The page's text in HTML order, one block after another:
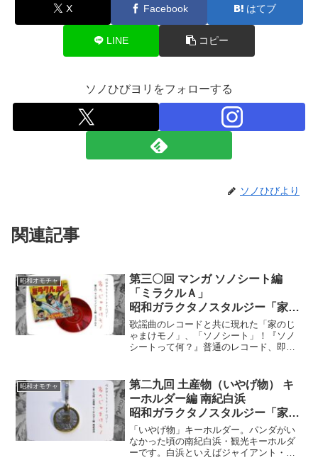
X Facebook はてブ
LINE コピー
ソノひびヨリをフォローする
ソノひびより
関連記事
昭和オモチャ
第三〇回 マンガ ソノシート編
「ミラクルＡ」
昭和ガラクタノスタルジー「家の
じゃまけモノ」
歌謡曲のレコードと共に現れた「家のじ
ゃまけモノ」、「ソノシート」！『ソノ
シートって何？』普通のレコード、即ち
す。テレビで放映されていない週刊誌の
マンガを収録。「ミラクルＡ」など。
昭和オモチャ
第二九回 土産物（いやげ物） キ
ーホルダー編 南紀白浜
昭和ガラクタノスタルジー「家の
じゃまけモノ」
「いやげ物」キーホルダー。パンダがい
なかった頃の南紀白浜・観光キーホルダ
ーです。白浜といえばジャイアント・パ